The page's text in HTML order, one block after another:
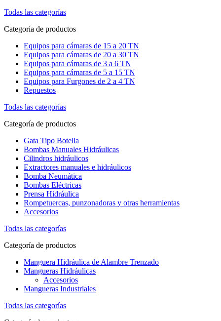
Todas las categorías
Categoría de productos
Equipos para cámaras de 15 a 20 TN
Equipos para cámaras de 20 a 30 TN
Equipos para cámaras de 3 a 6 TN
Equipos para cámaras de 5 a 15 TN
Equipos para Furgones de 2 a 4 TN
Repuestos
Todas las categorías
Categoría de productos
Gata Tipo Botella
Bombas Manuales Hidráulicas
Cilindros hidráulicos
Extractores manuales e hidráulicos
Bomba Neumática
Bombas Eléctricas
Prensa Hidráulica
Rompetuercas, punzonadoras y otras herramientas
Accesorios
Todas las categorías
Categoría de productos
Manguera Hidráulica de Alambre Trenzado
Mangueras Hidráulicas
Accesorios
Mangueras Industriales
Todas las categorías